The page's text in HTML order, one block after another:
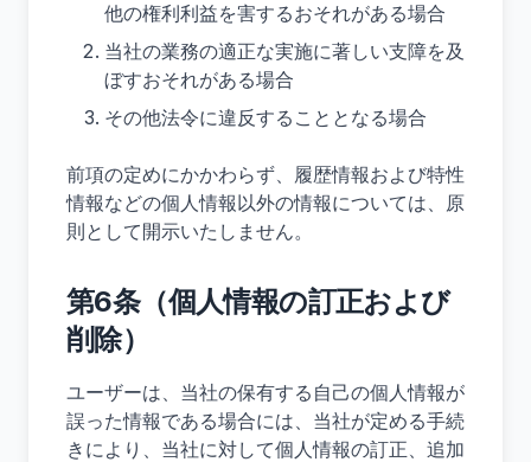
他の権利利益を害するおそれがある場合
当社の業務の適正な実施に著しい支障を及
ぼすおそれがある場合
その他法令に違反することとなる場合
前項の定めにかかわらず、履歴情報および特性
情報などの個人情報以外の情報については、原
則として開示いたしません。
第6条（個人情報の訂正および
削除）
ユーザーは、当社の保有する自己の個人情報が
誤った情報である場合には、当社が定める手続
きにより、当社に対して個人情報の訂正、追加